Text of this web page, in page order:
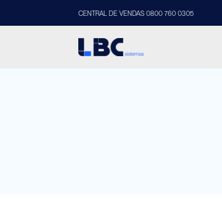
CENTRAL DE VENDAS 0800 760 0305